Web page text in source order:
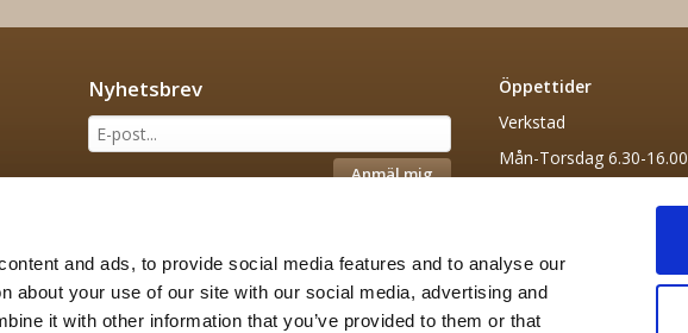
and ads, to provide social media features and to analyse our
about your use of our site with our social media, advertising and
it with other information that you’ve provided to them or that
Nyhetsbrev
Anmäl mig
Öppettider
Verkstad
Mån-Torsdag 6.30-16.00